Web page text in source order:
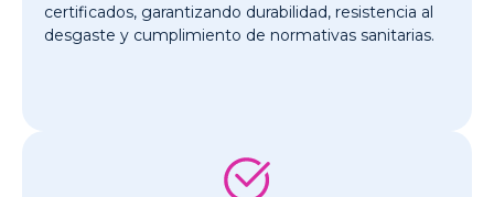
certificados, garantizando durabilidad, resistencia al
desgaste y cumplimiento de normativas sanitarias.